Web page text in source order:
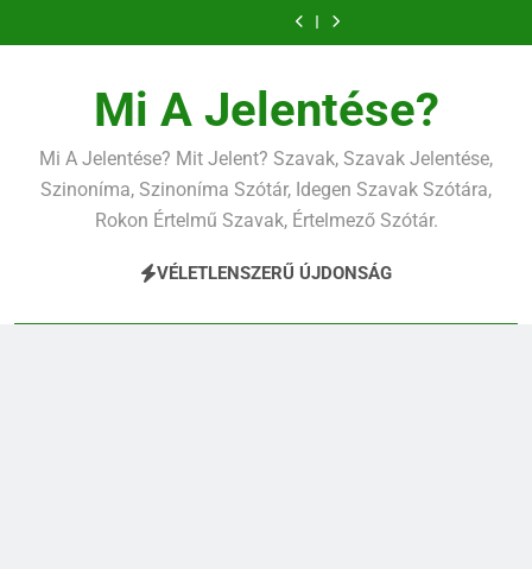
a
Mi A Jelentése?
Mi A Jelentése? Mit Jelent? Szavak, Szavak Jelentése,
Szinoníma, Szinoníma Szótár, Idegen Szavak Szótára,
Rokon Értelmű Szavak, Értelmező Szótár.
VÉLETLENSZERŰ ÚJDONSÁG